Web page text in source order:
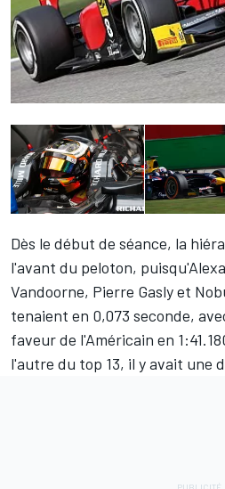
Dès le début de séance, la
l'avant du peloton,
Vandoorne, Pierre Gasly et
tenaient en 0,073 seconde,
faveur de l'Américain en
l'autre du top 13, il y avait une